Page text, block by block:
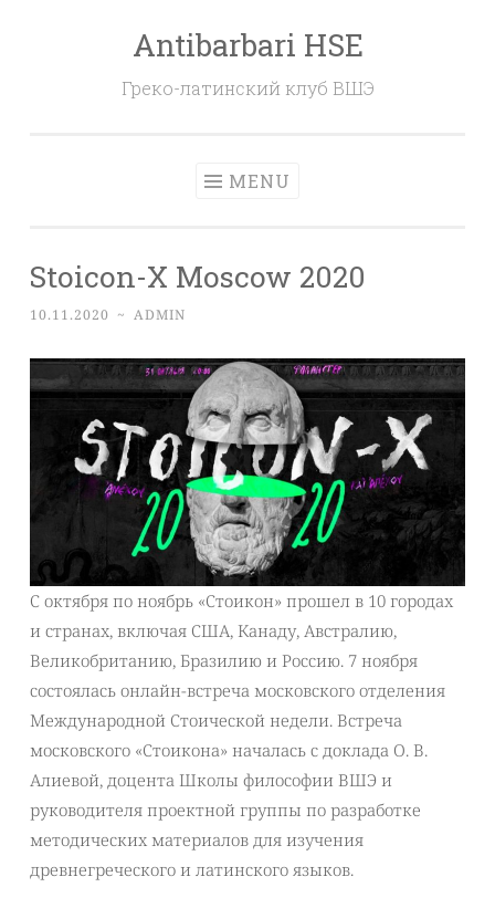
Antibarbari HSE
Греко-латинский клуб ВШЭ
MENU
Stoicon-X Moscow 2020
10.11.2020 ~ ADMIN
С октября по ноябрь «Стоикон» прошел в 10 городах
и странах, включая США, Канаду, Австралию,
Великобританию, Бразилию и Россию. 7 ноября
состоялась онлайн-встреча московского отделения
Международной Стоической недели. Встреча
московского «Стоикона» началась с доклада О. В.
Алиевой, доцента Школы философии ВШЭ и
руководителя проектной группы по разработке
методических материалов для изучения
древнегреческого и латинского языков.